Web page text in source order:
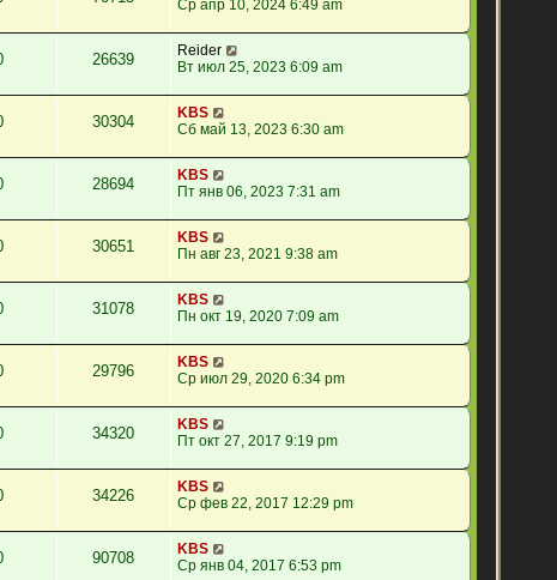
Ср апр 10, 2024 6:49 am
26639
Reider
Вт июл 25, 2023 6:09 am
30304
KBS
Сб май 13, 2023 6:30 am
28694
KBS
Пт янв 06, 2023 7:31 am
30651
KBS
Пн авг 23, 2021 9:38 am
31078
KBS
Пн окт 19, 2020 7:09 am
29796
KBS
Ср июл 29, 2020 6:34 pm
34320
KBS
Пт окт 27, 2017 9:19 pm
34226
KBS
Ср фев 22, 2017 12:29 pm
90708
KBS
Ср янв 04, 2017 6:53 pm